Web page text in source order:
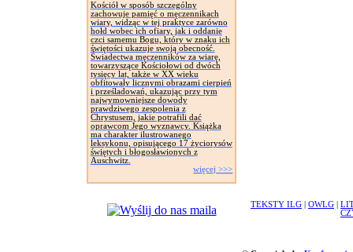
Kościół w sposób szczególny
zachowuje pamięć o męczennikach
wiary, widząc w tej praktyce zarówno
hołd wobec ich ofiary, jak i oddanie
czci samemu Bogu, który w znaku ich
świętości ukazuje swoją obecność.
Świadectwa męczenników za wiarę,
towarzyszące Kościołowi od dwóch
tysięcy lat, także w XX wieku
obfitowały licznymi obrazami cierpień
i prześladowań, ukazując przy tym
najwymowniejsze dowody
prawdziwego zespolenia z
Chrystusem, jakie potrafili dać
oprawcom Jego wyznawcy. Książka
ma charakter ilustrowanego
leksykonu, opisującego 17 życiorysów
świętych i błogosławionych z
Auschwitz.
więcej >>>
TEKSTY ILG OWLG